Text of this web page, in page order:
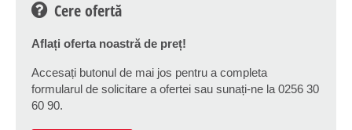
Cere ofertă
Aflați oferta noastră de preț!
Accesați butonul de mai jos pentru a completa
formularul de solicitare a ofertei sau sunați-ne la 0256 30
60 90.